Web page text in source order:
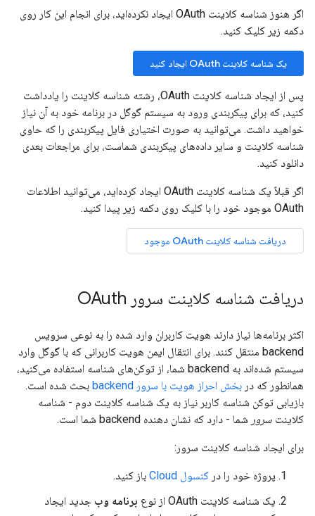
اگر هنوز شناسه کلاینت OAuth ایجاد نکرده‌اید، برای انجام این کار روی
دکمه زیر کلیک کنید.
یک شناسه کلاینت OAuth ایجاد کنید
پس از ایجاد شناسه کلاینت OAuth، رشته شناسه کلاینت را یادداشت
کنید، که برای پیکربندی ورود به سیستم گوگل در برنامه خود به آن نیاز
خواهید داشت. می‌توانید به صورت اختیاری فایل پیکربندی را که حاوی
شناسه کلاینت و سایر داده‌های پیکربندی شماست، برای مراجعات بعدی
دانلود کنید.
اگر قبلاً یک شناسه کلاینت OAuth ایجاد کرده‌اید، می‌توانید اطلاعات
OAuth موجود خود را با کلیک روی دکمه زیر پیدا کنید.
دریافت شناسه کلاینت OAuth موجود
دریافت شناسه کلاینت سرور OAuth
اکثر برنامه‌ها نیاز دارند هویت کاربران وارد شده را به نوعی سرویس
backend منتقل کنند. برای انتقال ایمن هویت کاربرانی که با گوگل وارد
سیستم شده‌اند به backend شما، از توکن‌های شناسه استفاده می‌کنید،
همانطور که در بخش احراز هویت با سرور backend
بحث شده است.
بازیابی توکن شناسه کاربر نیاز به یک شناسه کلاینت دوم - شناسه
کلاینت سرور شما - دارد که نشان دهنده backend شما است.
برای ایجاد شناسه کلاینت سرور:
پروژه خود را در کنسول Cloud
باز کنید.
یک شناسه کلاینت OAuth از نوع
برنامه وب جدید ایجاد